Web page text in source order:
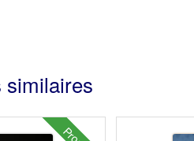
similaires